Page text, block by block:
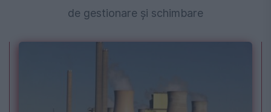
de gestionare și schimbare